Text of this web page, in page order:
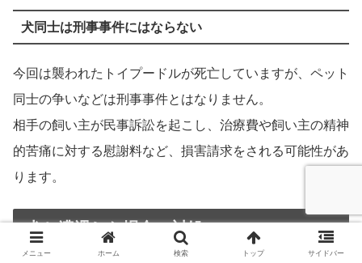
犬同士は刑事事件にはならない
今回は襲われたトイプードルが死亡していますが、ペット
同士の争いなどは刑事事件とはなりません。
相手の飼い主が民事訴訟を起こし、治療費や飼い主の精神
的苦痛に対する慰謝料など、損害請求をされる可能性があ
ります。
犬と遭遇した場合の対処
メニュー ホーム 検索 トップ サイドバー